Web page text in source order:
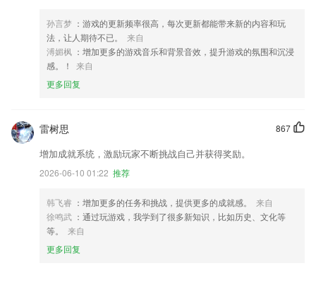
孙言梦 ：游戏的更新频率很高，每次更新都能带来新的内容和玩
法，让人期待不已。
来自
溥媚枫 ：增加更多的游戏音乐和背景音效，提升游戏的氛围和沉浸
感。！
来自
更多回复
867
雷树思
增加成就系统，激励玩家不断挑战自己并获得奖励。
2026-06-10 01:22 推荐
韩飞睿 ：增加更多的任务和挑战，提供更多的成就感。
来自
徐鸣武 ：通过玩游戏，我学到了很多新知识，比如历史、文化等
等。
来自
更多回复